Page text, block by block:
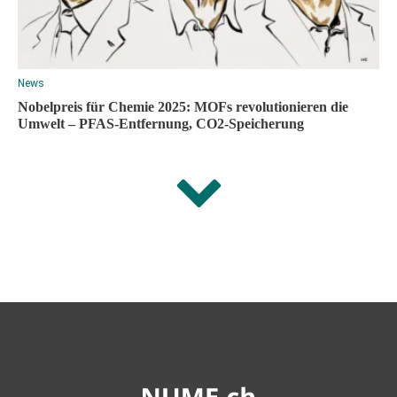
News
Nobelpreis für Chemie 2025: MOFs revolutionieren die
Umwelt – PFAS-Entfernung, CO2-Speicherung